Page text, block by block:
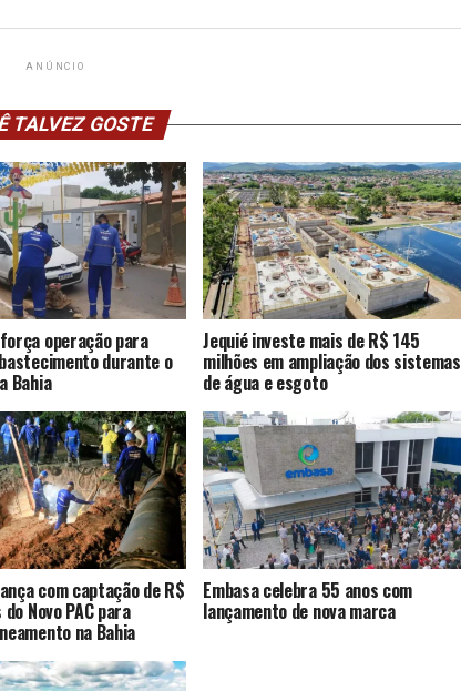
ANÚNCIO
TALVEZ GOSTE
operação para
durante o
Bahia
Jequié investe mais de R$ 145
milhões em ampliação dos sistemas
de água e esgoto
com captação de R$
Novo PAC para
na Bahia
Embasa celebra 55 anos com
lançamento de nova marca